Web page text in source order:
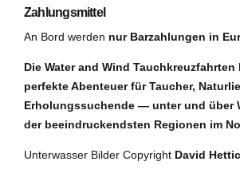
Zahlungsmittel
An Bord werden nur Barzahlungen in
Die Water and Wind Tauchkreuzfahrten
perfekte Abenteuer für Taucher,
Erholungssuchende — unter und über
der beeindruckendsten Regionen im
Unterwasser Bilder Copyright David